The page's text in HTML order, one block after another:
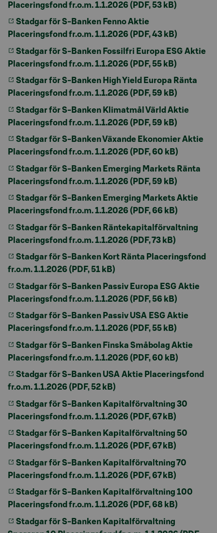
Placeringsfond fr.o.m. 1.1.2026 (PDF, 53 kB)
Stadgar för S-Banken Fenno Aktie
Placeringsfond fr.o.m. 1.1.2026 (PDF, 43 kB)
Stadgar för S-Banken Fossilfri Europa ESG Aktie
Placeringsfond fr.o.m. 1.1.2026 (PDF, 55 kB)
Stadgar för S-Banken High Yield Europa Ränta
Placeringsfond fr.o.m. 1.1.2026 (PDF, 59 kB)
Stadgar för S-Banken Klimatmål Värld Aktie
Placeringsfond fr.o.m. 1.1.2026 (PDF, 59 kB)
Stadgar för S-Banken Växande Ekonomier Aktie
Placeringsfond fr.o.m. 1.1.2026 (PDF, 60 kB)
Stadgar för S-Banken Emerging Markets Ränta
Placeringsfond fr.o.m. 1.1.2026 (PDF, 59 kB)
Stadgar för S-Banken Emerging Markets Aktie
Placeringsfond fr.o.m. 1.1.2026 (PDF, 66 kB)
Stadgar för S-Banken Räntekapitalförvaltning
Placeringsfond fr.o.m. 1.1.2026 (PDF, 73 kB)
Stadgar för S-Banken Kort Ränta Placeringsfond
fr.o.m. 1.1.2026 (PDF, 51 kB)
Stadgar för S-Banken Passiv Europa ESG Aktie
Placeringsfond fr.o.m. 1.1.2026 (PDF, 56 kB)
Stadgar för S-Banken Passiv USA ESG Aktie
Placeringsfond fr.o.m. 1.1.2026 (PDF, 55 kB)
Stadgar för S-Banken Finska Småbolag Aktie
Placeringsfond fr.o.m. 1.1.2026 (PDF, 60 kB)
Stadgar för S-Banken USA Aktie Placeringsfond
fr.o.m. 1.1.2026 (PDF, 52 kB)
Stadgar för S-Banken Kapitalförvaltning 30
Placeringsfond fr.o.m. 1.1.2026 (PDF, 67 kB)
Stadgar för S-Banken Kapitalförvaltning 50
Placeringsfond fr.o.m. 1.1.2026 (PDF, 67 kB)
Stadgar för S-Banken Kapitalförvaltning 70
Placeringsfond fr.o.m. 1.1.2026 (PDF, 67 kB)
Stadgar för S-Banken Kapitalförvaltning 100
Placeringsfond fr.o.m. 1.1.2026 (PDF, 68 kB)
Stadgar för S-Banken Kapitalförvaltning